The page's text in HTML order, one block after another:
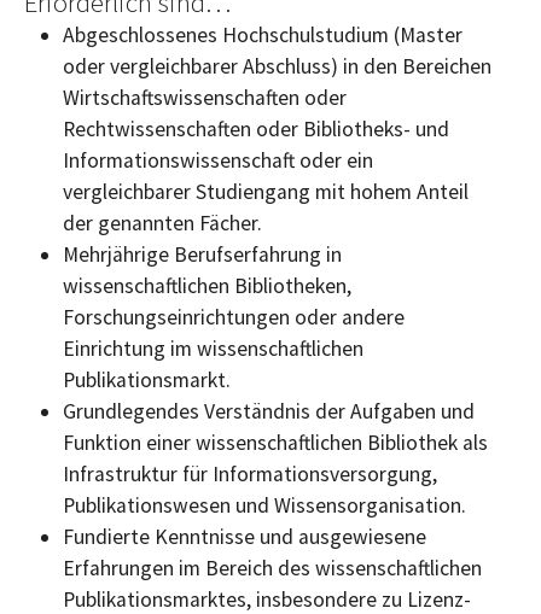
Abgeschlossenes Hochschulstudium (Master
oder vergleichbarer Abschluss) in den Bereichen
Wirtschaftswissenschaften oder
Rechtwissenschaften oder Bibliotheks- und
Informationswissenschaft oder ein
vergleichbarer Studiengang mit hohem Anteil
der genannten Fächer.
Mehrjährige Berufserfahrung in
wissenschaftlichen Bibliotheken,
Forschungseinrichtungen oder andere
Einrichtung im wissenschaftlichen
Publikationsmarkt.
Grundlegendes Verständnis der Aufgaben und
Funktion einer wissenschaftlichen Bibliothek als
Infrastruktur für Informationsversorgung,
Publikationswesen und Wissensorganisation.
Fundierte Kenntnisse und ausgewiesene
Erfahrungen im Bereich des wissenschaftlichen
Publikationsmarktes, insbesondere zu Lizenz-